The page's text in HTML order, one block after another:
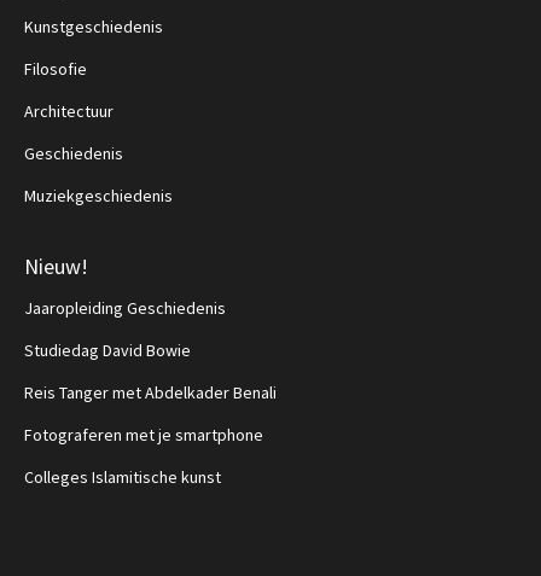
Kunstgeschiedenis
Filosofie
Architectuur
Geschiedenis
Muziekgeschiedenis
Nieuw!
Jaaropleiding Geschiedenis
Studiedag David Bowie
Reis Tanger met Abdelkader Benali
Fotograferen met je smartphone
Colleges Islamitische kunst